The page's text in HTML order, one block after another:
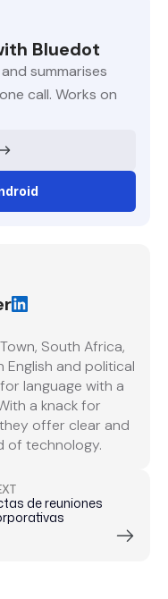
Bluedot
summarises
call. Works on
South Africa,
English and political
language with a
a knack for
offer clear and
of technology.
de reuniones